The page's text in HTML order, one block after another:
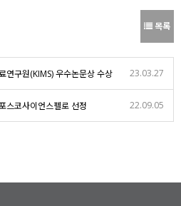
목록
연구원(KIMS) 우수논문상 수상 23.03.27
스코사이언스펠로 선정 22.09.05